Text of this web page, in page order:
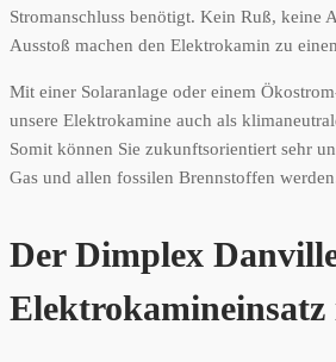
Stromanschluss benötigt. Kein Ruß, keine
Ausstoß machen den Elektrokamin zu
Mit einer Solaranlage oder einem
unsere Elektrokamine auch als
Somit können Sie zukunftsorientiert sehr
Gas und allen fossilen Brennstoffen
Der Dimplex